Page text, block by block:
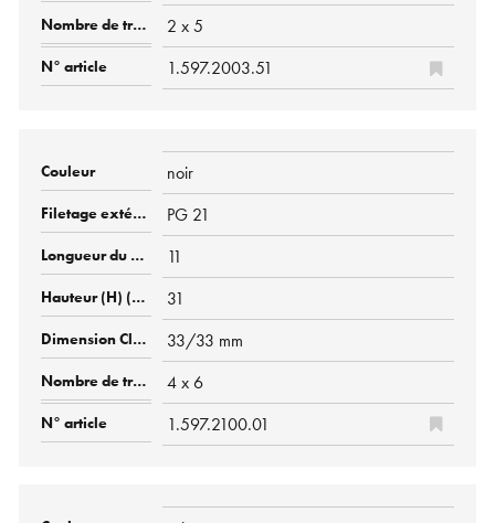
2 x 5
1.597.2003.51
noir
PG 21
11
31
33/33 mm
4 x 6
1.597.2100.01